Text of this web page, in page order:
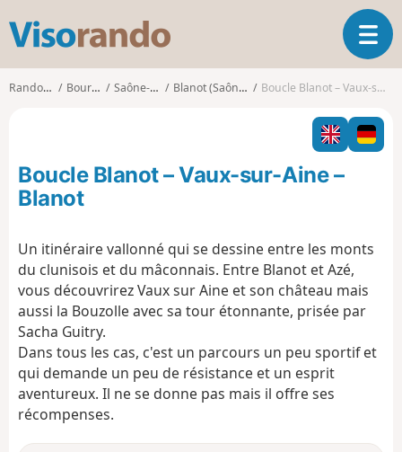
s
o
o
O
u
i
r
l
i
a
o
n
Randonnées Bourgogne Saône-et-Loire Blanot (Saône-et-Loire) Boucle Blanot – Vaux-sur-Aine – Blanot
Boucle Blanot – Vaux-sur-Aine –
Blanot
Un itinéraire vallonné qui se dessine entre les monts
du clunisois et du mâconnais. Entre Blanot et Azé,
vous découvrirez Vaux sur Aine et son château mais
aussi la Bouzolle avec sa tour étonnante, prisée par
Sacha Guitry.
Dans tous les cas, c'est un parcours un peu sportif et
qui demande un peu de résistance et un esprit
aventureux. Il ne se donne pas mais il offre ses
récompenses.